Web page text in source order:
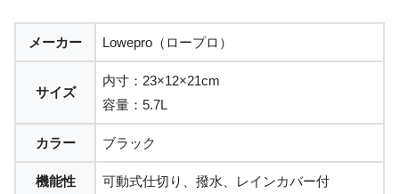
メーカー Lowepro（ロープロ）
サイズ
内寸：23×12×21cm
容量：5.7L
カラー ブラック
機能性 可動式仕切り、撥水、レインカバー付